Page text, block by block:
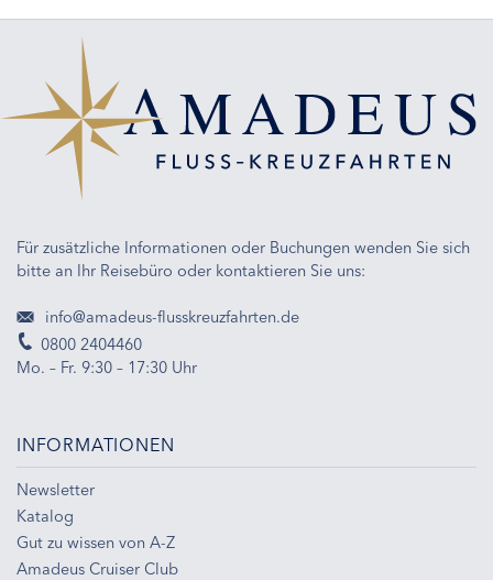
Für zusätzliche Informationen oder Buchungen wenden Sie sich
bitte an Ihr Reisebüro oder kontaktieren Sie uns:
info@amadeus-flusskreuzfahrten.de
0800 2404460
Mo. – Fr. 9:30 – 17:30 Uhr
INFORMATIONEN
Newsletter
Katalog
Gut zu wissen von A-Z
Amadeus Cruiser Club